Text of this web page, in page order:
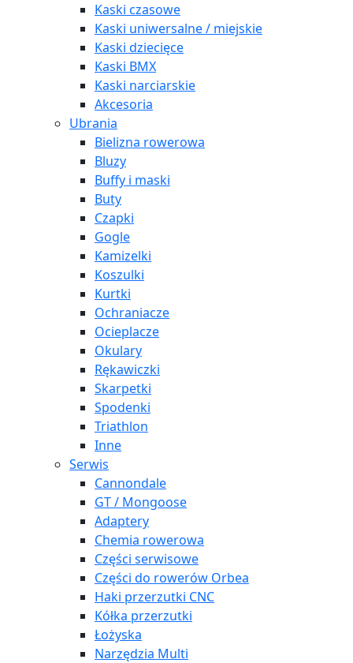
Kaski czasowe
Kaski uniwersalne / miejskie
Kaski dziecięce
Kaski BMX
Kaski narciarskie
Akcesoria
Ubrania
Bielizna rowerowa
Bluzy
Buffy i maski
Buty
Czapki
Gogle
Kamizelki
Koszulki
Kurtki
Ochraniacze
Ocieplacze
Okulary
Rękawiczki
Skarpetki
Spodenki
Triathlon
Inne
Serwis
Cannondale
GT / Mongoose
Adaptery
Chemia rowerowa
Części serwisowe
Części do rowerów Orbea
Haki przerzutki CNC
Kółka przerzutki
Łożyska
Narzędzia Multi